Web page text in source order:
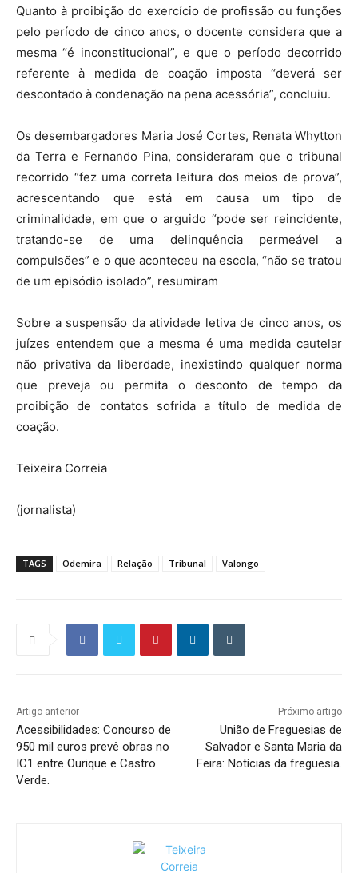
Quanto à proibição do exercício de profissão ou funções
pelo período de cinco anos, o docente considera que a
mesma “é inconstitucional”, e que o período decorrido
referente à medida de coação imposta “deverá ser
descontado à condenação na pena acessória”, concluiu.
Os desembargadores Maria José Cortes, Renata Whytton
da Terra e Fernando Pina, consideraram que o tribunal
recorrido “fez uma correta leitura dos meios de prova”,
acrescentando que está em causa um tipo de
criminalidade, em que o arguido “pode ser reincidente,
tratando-se de uma delinquência permeável a
compulsões” e o que aconteceu na escola, “não se tratou
de um episódio isolado”, resumiram
Sobre a suspensão da atividade letiva de cinco anos, os
juízes entendem que a mesma é uma medida cautelar
não privativa da liberdade, inexistindo qualquer norma
que preveja ou permita o desconto de tempo da
proibição de contatos sofrida a título de medida de
coação.
Teixeira Correia
(jornalista)
TAGS Odemira Relação Tribunal Valongo
Artigo anterior
Acessibilidades: Concurso de
950 mil euros prevê obras no
IC1 entre Ourique e Castro
Verde.
Próximo artigo
União de Freguesias de
Salvador e Santa Maria da
Feira: Notícias da freguesia.